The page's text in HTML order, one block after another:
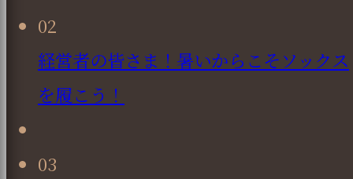
02
経営者の皆さま！暑いからこそソックス
を履こう！
03